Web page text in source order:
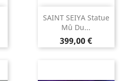
SAINT SEIYA Statue
Mû Du...
Prix
399,00 €